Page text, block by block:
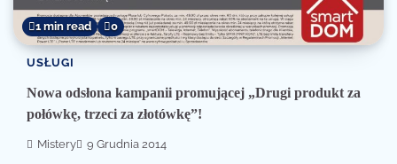
1 min read 0
USŁUGI
Nowa odsłona kampanii promującej „Drugi produkt za
połówkę, trzeci za złotówkę”!
Mistery 9 Grudnia 2014